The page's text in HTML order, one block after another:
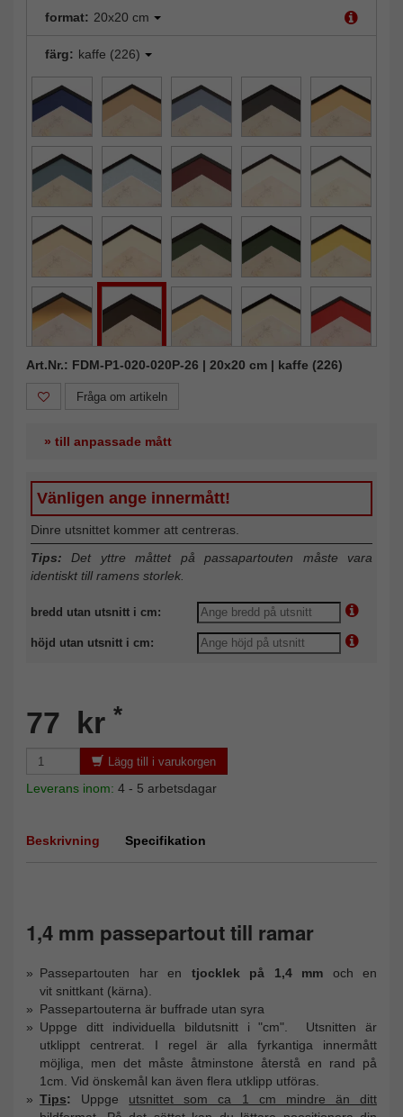
format: 20x20 cm
färg: kaffe (226)
Art.Nr.: FDM-P1-020-020P-26 | 20x20 cm | kaffe (226)
Fråga om artikeln
» till anpassade mått
Vänligen ange innermått!
Dinre utsnittet kommer att centreras.
Tips: Det yttre måttet på passapartouten måste vara
identiskt till ramens storlek.
bredd utan utsnitt i cm:
höjd utan utsnitt i cm:
77 kr *
Lägg till i varukorgen
Leverans inom: 4 - 5 arbetsdagar
Beskrivning Specifikation
1,4 mm passepartout till ramar
Passepartouten har en tjocklek på 1,4 mm och en
vit snittkant (kärna).
Passepartouterna är buffrade utan syra
Uppge ditt individuella bildutsnitt i "cm". Utsnitten är
utklippt centrerat. I regel är alla fyrkantiga innermått
möjliga, men det måste åtminstone återstå en rand på
1cm. Vid önskemål kan även flera utklipp utföras.
Tips: Uppge utsnittet som ca 1 cm mindre än ditt